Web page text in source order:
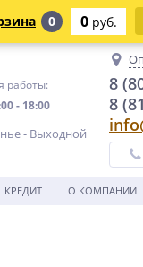
работы:
- 18:00
- Выходной
8
8
КРЕДИТ О КОМПАНИИ
0 0 руб.